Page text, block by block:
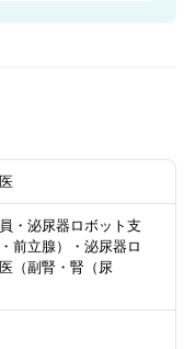
・泌尿器ロボット支
前立腺）・泌尿器ロ
（副腎・腎（尿